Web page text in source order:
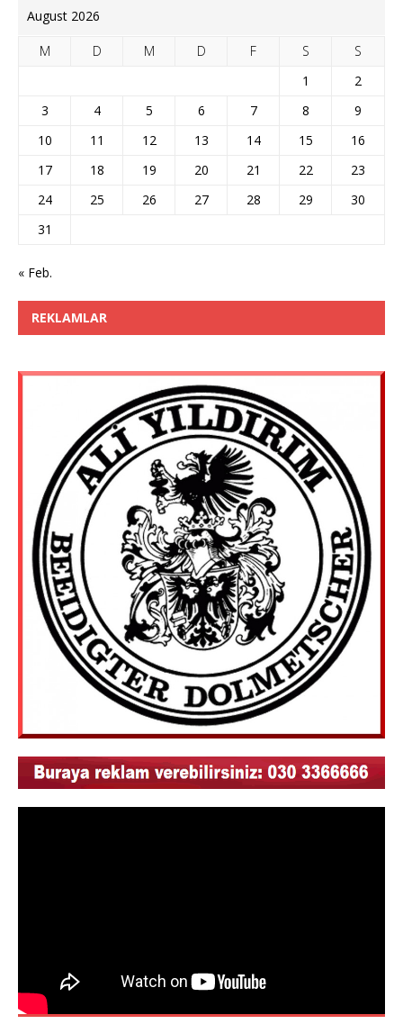
August 2026
M D M D F S
S
1
2
3
4 5 6 7 8
9
10
11 12 13 14 15
16
17
18 19 20 21 22
23
24
25 26 27 28 29
30
31
« Feb.
REKLAMLAR